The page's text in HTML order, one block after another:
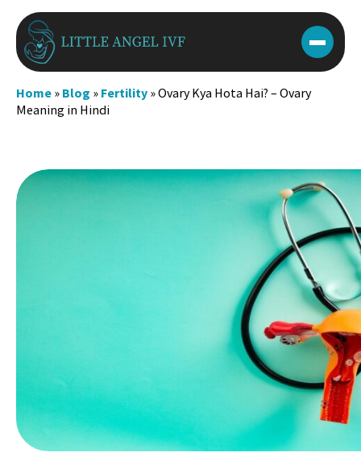
Skip
content
Home » Blog » Fertility »Ovary Kya Hota Hai? – Ovary
Meaning in Hindi